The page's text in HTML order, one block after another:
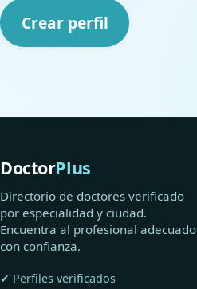
Crear perfil
DoctorPlus
Directorio de doctores verificado
por especialidad y ciudad.
Encuentra al profesional adecuado
con confianza.
✔ Perfiles verificados